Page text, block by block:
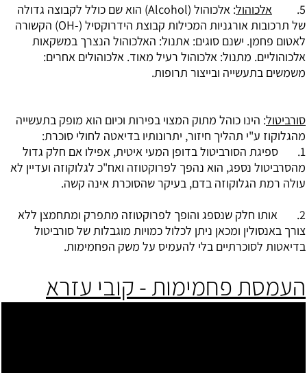
5.
אלכוהול
: אלכוהול (Alcohol) הוא שם כולל לקבוצה גדולה
של תרכובות אורגניות המכילות קבוצת הידרוקסיל (-OH) הקשורה
לאטום פחמן. ישנם סוגים: אתנול: האלכוהול הנצרך במשקאות
אלכוהוליים. מתנול: אלכוהול רעיל מאוד. אלכוהולים אחרים:
משמשים בתעשייה ובייצור תרופות.
סורביטול: הינו כוהל מתוק המצוי בפירות וכיום הוא מופק בתעשייה
מהגלוקוז ע"י תהליך חיזור, יתרונותיו בדיאטה לחולי סוכרת:
1. ספיגת הסורביטול בדופן המעי איטית, אפילו אם חלק גדול
מהסרביטול נספג, הוא נהפך לפרוקטוזה ואח"כ לגלוקוזה ועדיין לא
עולה רמת הגלוקוזה בדם, בעיקר שהסוכרת אינה קשה.
2. אותו חלק שנספג והופך לפרוקטוזה מתפרק ומתחמצן ללא
צורך באנסולין ומכאן ניתן לכלול כמויות מוגבלות של סורביטול
בדיאטות לסוכרתיים בלי להעמיס על משק הפחמימות.
העמסת פחמימות - קובי עזרא